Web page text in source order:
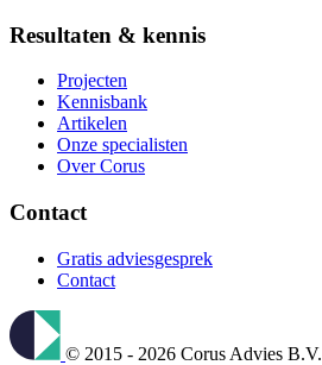
Resultaten & kennis
Projecten
Kennisbank
Artikelen
Onze specialisten
Over Corus
Contact
Gratis adviesgesprek
Contact
© 2015 - 2026 Corus Advies B.V.